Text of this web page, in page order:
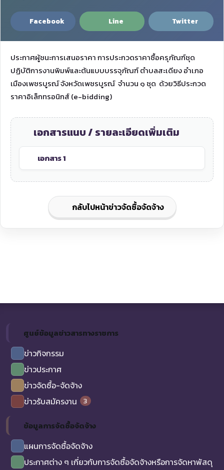
Facebook Line Twitter
ประกาศผู้ชนะการเสนอราคา การประกวดราคาซื้อครุภัณฑ์ชุด
ปฏิบัติการงานพิมพ์และต้นแบบบรรจุภัณฑ์ ตำบลสะเดียง อำเภอ
เมืองเพชรบูรณ์ จังหวัดเพชรบูรณ์ จำนวน ๑ ชุด ด้วยวิธีประกวด
ราคาอิเล็กทรอนิกส์ (e-bidding)
เอกสารแนบ / รายละเอียดเพิ่มเติม
เอกสาร 1
กลับไปหน้าข่าวจัดซื้อจัดจ้าง
ศูนย์ข้อมูลข่าวสารทางราชการ
ข่าวกิจกรรม
ข่าวประกาศ
ข่าวจัดซื้อ-จัดจ้าง
ข่าวรับสมัครงาน
3
ข้อมูลการจัดซื้อจัดจ้าง
แผนการจัดซื้อจัดจ้าง
ประกาศต่าง ๆ เกี่ยวกับการจัดซื้อจัดจ้างหรือการจัดหาพัสดุ